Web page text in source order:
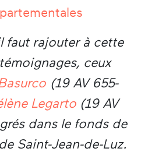
faut rajouter à cette
ceux
(19 AV 655-
Legarto (19 AV
dans le fonds de
Saint-Jean-de-Luz.